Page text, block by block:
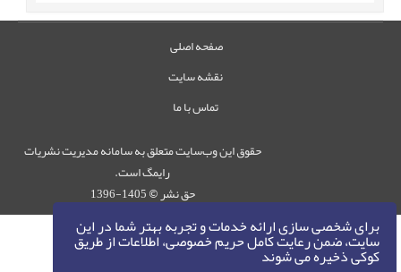
برای شخصی سازی ارائه خدمات و تجربه بهتر شما در این
سایت، ضمن رعایت کامل حریم خصوصی، اطلاعات از طریق
کوکی ذخیره می شوند
صفحه اصلی
نقشه سایت
تماس با ما
حقوق این وب‌سایت متعلق به سامانه مدیریت نشریات
رایمگ است.
حق نشر ©
1405-1396